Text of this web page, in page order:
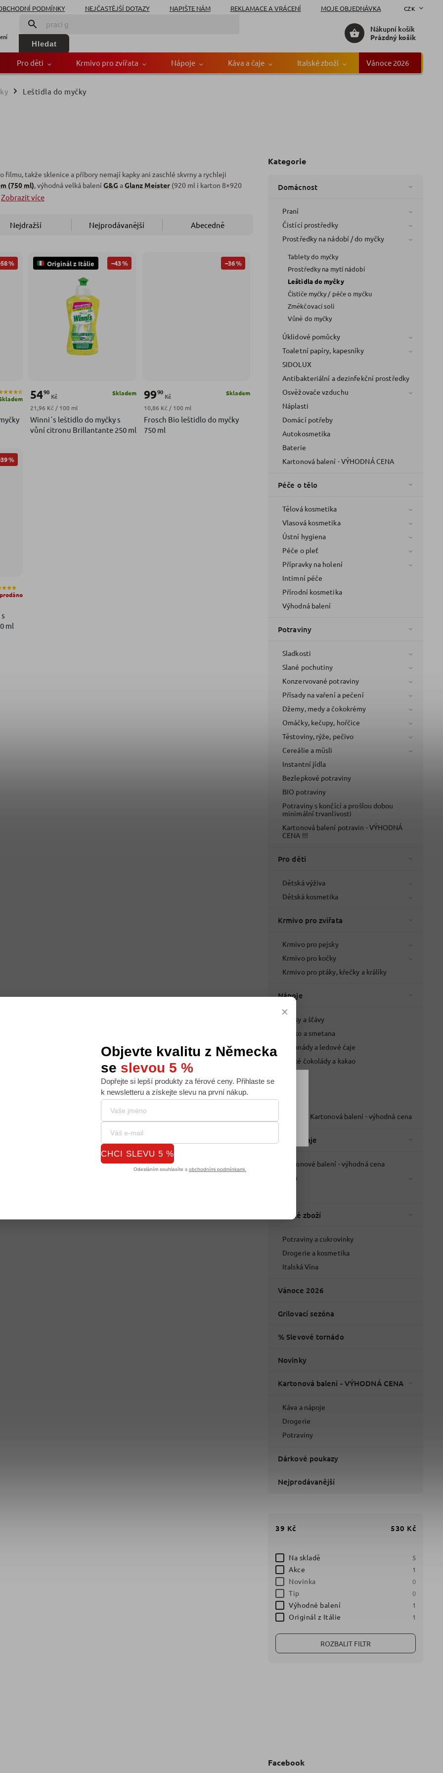
nabídku na míru, ale abychom to zvládli, používáme k
Používáním tohoto webu s tím souhlasíte.
Souhlasím
PODMÍNKY NEJČASTĚJŠÍ DOTAZY NAPIŠTE NÁM REKLAMACE A VRÁCENÍ MOJE OBJEDNÁVKA CZK
Hledat
Nákupní košík
Prázdný košík
Pro děti Krmivo pro zvířata Nápoje Káva a čaje Italské zboží Vánoce 2026
/ Leštidla do myčky
Kategorie
Domácnost
Praní
Čistící prostředky
Prostředky na nádobí / do myčky
Tablety do myčky
Prostředky na mytí nádobí
Leštidla do myčky
Čističe myčky / péče o myčku
Změkčovací soli
Vůně do myčky
Úklidové pomůcky
Toaletní papíry, kapesníky
SIDOLUX
Antibakteriální a dezinfekční prostředky
Osvěžovače vzduchu
Náplasti
Domácí potřeby
Autokosmetika
Baterie
Kartonová balení - VÝHODNÁ CENA
Péče o tělo
Tělová kosmetika
Vlasová kosmetika
Ústní hygiena
Péče o pleť
Přípravky na holení
Intimní péče
Přírodní kosmetika
Výhodná balení
Potraviny
Sladkosti
Slané pochutiny
Konzervované potraviny
Přísady na vaření a pečení
Džemy, medy a čokokrémy
Omáčky, kečupy, hořčice
Těstoviny, rýže, pečivo
Cereálie a müsli
Instantní jídla
Bezlepkové potraviny
BIO potraviny
Potraviny s končící a prošlou dobou
minimální trvanlivosti
Kartonová balení potravin - VÝHODNÁ
CENA !!!
Pro děti
Dětská výživa
Dětská kosmetika
Krmivo pro zvířata
Krmivo pro pejsky
Krmivo pro kočky
Krmivo pro ptáky, křečky a králíky
Nápoje
Džusy a šťávy
Mléko a smetana
Limonády a ledové čaje
Horké čokolády a kakao
Lihoviny
Nápoje - Kartonová balení - výhodná cena
Káva a čaje
Kartonové balení - výhodná cena
Káva
Italské zboží
Potraviny a cukrovinky
Drogerie a kosmetika
Italská Vína
Vánoce 2026
Grilovací sezóna
% Slevové tornádo
Novinky
Kartonová balení - VÝHODNÁ CENA
Káva a nápoje
Drogerie
Potraviny
Dárkové poukazy
Nejprodávanější
39 Kč 530 Kč
Na skladě 5
Akce 1
Novinka 0
Tip 0
Výhodné balení 1
Originál z Itálie 1
ROZBALIT FILTR
Facebook
filmu, takže sklenice a příbory nemají kapky ani zaschlé skvrny a rychleji
(750 ml), výhodná velká balení G&G aGlanz Meister (920 ml i karton 8×920
Zobrazit více
Nejdražší Nejprodávanější Abecedně
% Originál z Itálie –43 %
Winni´s leštidlo do myčky s
vůní citronu Brillantante 250 ml
Skladem
5490
Kč
Měrná cena:
21,96 Kč / 100 ml
–36 %
Frosch Bio leštidlo do myčky
750 ml
Skladem
9990
Kč
Měrná cena:
10,86 Kč / 100 ml
%
ml
×
Objevte kvalitu z Německa
se slevou 5 %
Dopřejte si lepší produkty za férové ceny. Přihlaste se
k newsletteru a získejte slevu na první nákup.
CHCI SLEVU 5 %
Odesláním souhlasíte s obchodními podmínkami.